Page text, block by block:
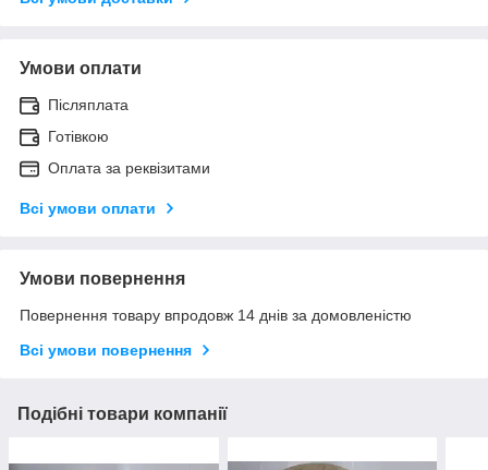
Умови оплати
Післяплата
Готівкою
Оплата за реквізитами
Всі умови оплати
Умови повернення
Повернення товару впродовж 14 днів за домовленістю
Всі умови повернення
Подібні товари компанії